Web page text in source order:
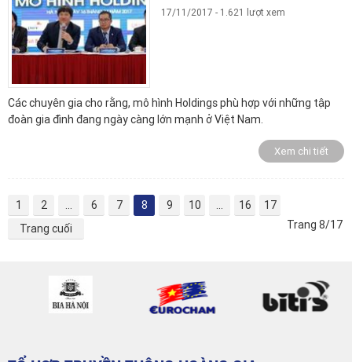
17/11/2017 - 1.621 lượt xem
Các chuyên gia cho rằng, mô hình Holdings phù hợp với những tập
đoàn gia đình đang ngày càng lớn mạnh ở Việt Nam.
Xem chi tiết
1 2 6 7 8 9 10 16
17
Trang cuối
Trang 8/17